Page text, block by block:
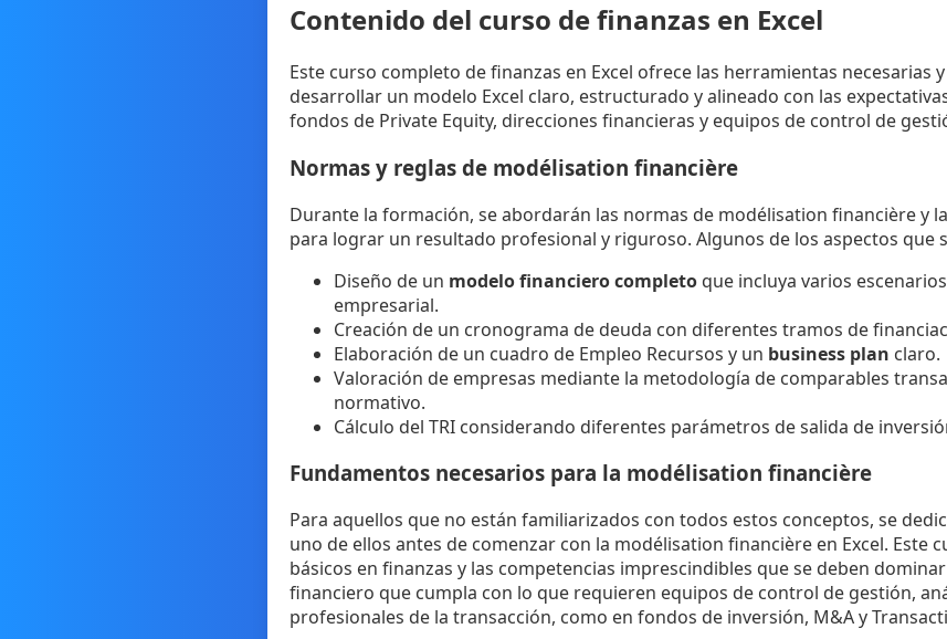
Contenido del curso de finanzas en Excel
Este curso completo de finanzas en Excel ofrece las herramientas necesarias
desarrollar un modelo Excel claro, estructurado y alineado con las
fondos de Private Equity, direcciones financieras y equipos de control de
Normas y reglas de modélisation financière
Durante la formación, se abordarán las normas de modélisation financière y
para lograr un resultado profesional y riguroso. Algunos de los aspectos que
Diseño de un modelo financiero completo que incluya varios
empresarial.
Creación de un cronograma de deuda con diferentes tramos de
Elaboración de un cuadro de Empleo Recursos y un business plan claro.
Valoración de empresas mediante la metodología de comparables
normativo.
Cálculo del TRI considerando diferentes parámetros de salida de
Fundamentos necesarios para la modélisation financière
Para aquellos que no están familiarizados con todos estos conceptos, se
uno de ellos antes de comenzar con la modélisation financière en Excel. Este
básicos en finanzas y las competencias imprescindibles que se deben
financiero que cumpla con lo que requieren equipos de control de gestión,
profesionales de la transacción, como en fondos de inversión, M&A y